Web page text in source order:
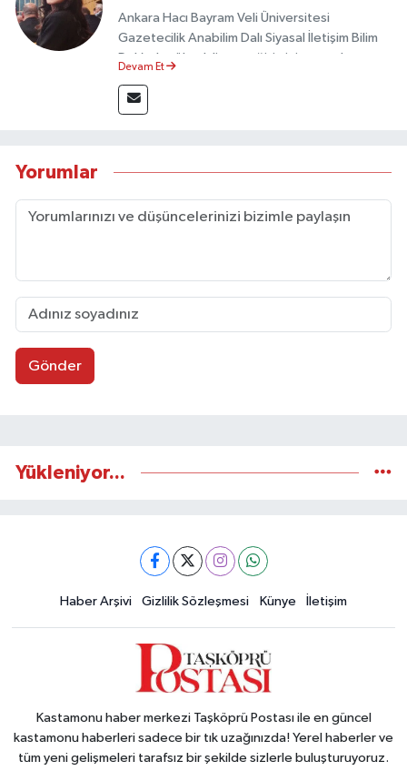
Ankara Hacı Bayram Veli Üniversitesi
Gazetecilik Anabilim Dalı Siyasal İletişim Bilim
Dalı’nda yüksek lisans eğitimini tamamlamıştır.
akademik çalışmalar gerçekleştirmiştir.
Taşköprü Postası internet haber sitesinde
Devam Et
Yorumlar
Gönder
Yükleniyor...
Haber Arşivi Gizlilik Sözleşmesi Künye İletişim
Kastamonu haber merkezi Taşköprü Postası ile en güncel
kastamonu haberleri sadece bir tık uzağınızda! Yerel haberler ve
tüm yeni gelişmeleri tarafsız bir şekilde sizlerle buluşturuyoruz.